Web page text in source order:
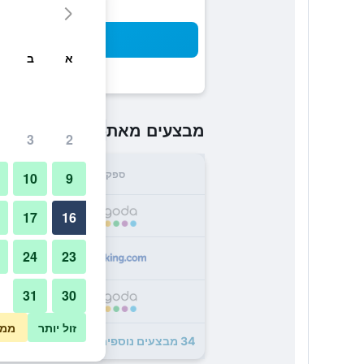
מבצעים מאת₪264
ספק
34 מבצעים נוספים לHotel Sunshine Seoul
א ב
2
3
9
10
16
17
23
24
30
31
זול יותר